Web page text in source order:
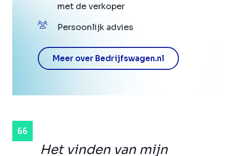
Het vinden van mijn
met de verkoper
Persoonlijk advies
Meer over Bedrijfswagen.nl